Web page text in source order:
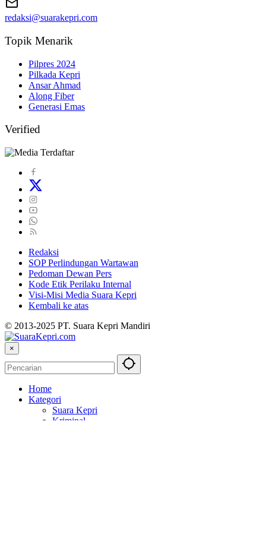
redaksi@suarakepri.com
Topik Menarik
Pilpres 2024
Pilkada Kepri
Ansar Ahmad
Along Fiber
Generasi Emas
Verified
Redaksi
SOP Perlindungan Wartawan
Pedoman Dewan Pers
Kode Etik Perilaku Internal
Visi-Misi Media Suara Kepri
Kembali ke atas
© 2013-2025 PT. Suara Kepri Mandiri
×
Home
Kategori
Suara Kepri
Kriminal